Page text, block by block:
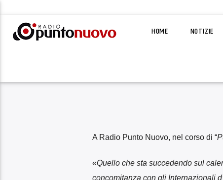
HOME NOTIZIE
A Radio Punto Nuovo, nel corso di “
«Quello che sta succedendo sul
concomitanza con gli Internazionali